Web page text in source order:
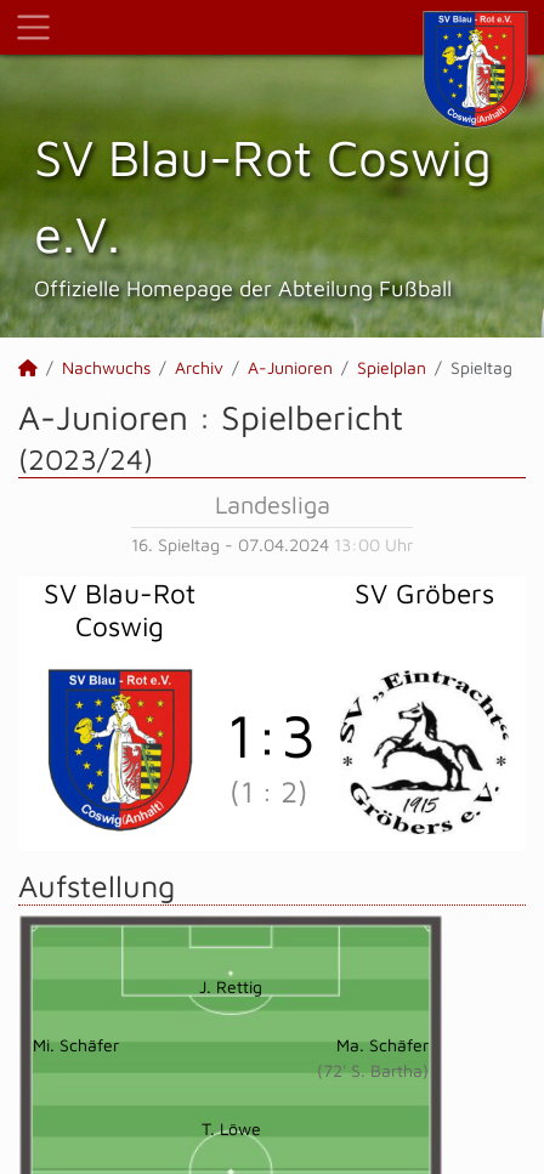
SV Blau-Rot Coswig
e.V.
Offizielle Homepage der Abteilung Fußball
Nachwuchs Archiv A-Junioren Spielplan Spieltag
A-Junioren : Spielbericht
(2023/24)
Landesliga
16. Spieltag - 07.04.2024 13:00 Uhr
SV Blau-Rot
Coswig
SV Gröbers
1 : 3
(1 : 2)
Aufstellung
J. Rettig
Mi. Schäfer
Ma. Schäfer
(72' S. Bartha)
T. Löwe